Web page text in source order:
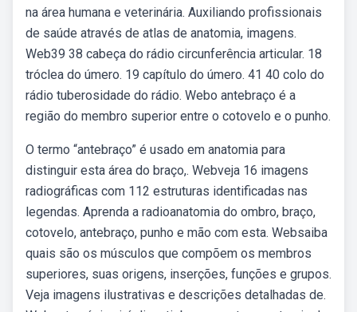
na área humana e veterinária. Auxiliando profissionais
de saúde através de atlas de anatomia, imagens.
Web39 38 cabeça do rádio circunferência articular. 18
tróclea do úmero. 19 capítulo do úmero. 41 40 colo do
rádio tuberosidade do rádio. Webo antebraço é a
região do membro superior entre o cotovelo e o punho.
O termo “antebraço” é usado em anatomia para
distinguir esta área do braço,. Webveja 16 imagens
radiográficas com 112 estruturas identificadas nas
legendas. Aprenda a radioanatomia do ombro, braço,
cotovelo, antebraço, punho e mão com esta. Websaiba
quais são os músculos que compõem os membros
superiores, suas origens, inserções, funções e grupos.
Veja imagens ilustrativas e descrições detalhadas de.